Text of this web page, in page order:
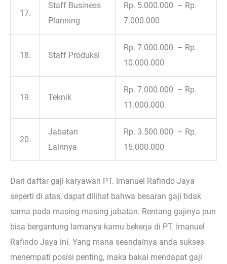
17.
Staff Business
Planning
Rp. 5.000.000 – Rp.
7.000.000
18. Staff Produksi
Rp. 7.000.000 – Rp.
10.000.000
19. Teknik
Rp. 7.000.000 – Rp.
11.000.000
20.
Jabatan
Lainnya
Rp. 3.500.000 – Rp.
15.000.000
Dari daftar gaji karyawan PT. Imanuel Rafindo Jaya
seperti di atas, dapat dilihat bahwa besaran gaji tidak
sama pada masing-masing jabatan. Rentang gajinya pun
bisa bergantung lamanya kamu bekerja di PT. Imanuel
Rafindo Jaya ini. Yang mana seandainya anda sukses
menempati posisi penting, maka bakal mendapat gaji